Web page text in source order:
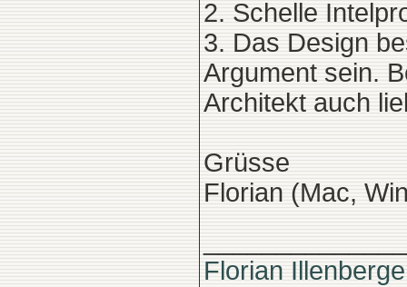
2. Schelle
3. Das Design
Argument sein.
Architekt auch
Grüsse
Florian (Mac,
Florian